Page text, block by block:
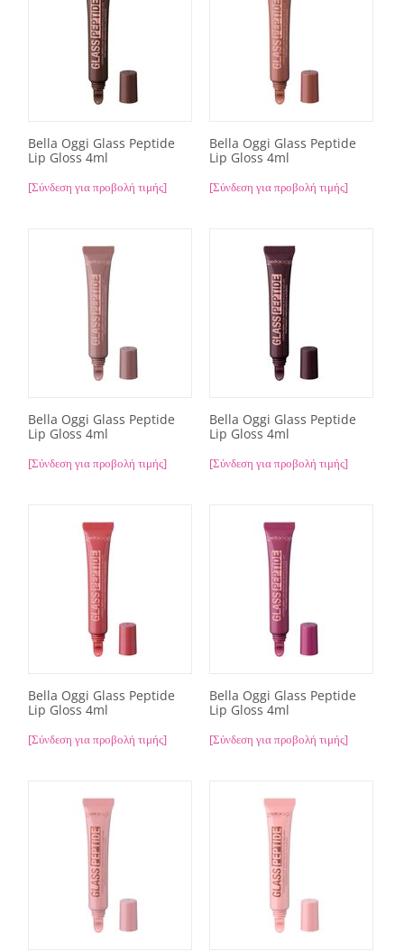
Bella Oggi Glass Peptide
Lip Gloss 4ml
[Σύνδεση για προβολή τιμής]
Bella Oggi Glass Peptide
Lip Gloss 4ml
[Σύνδεση για προβολή τιμής]
Bella Oggi Glass Peptide
Lip Gloss 4ml
[Σύνδεση για προβολή τιμής]
Bella Oggi Glass Peptide
Lip Gloss 4ml
[Σύνδεση για προβολή τιμής]
Bella Oggi Glass Peptide
Lip Gloss 4ml
[Σύνδεση για προβολή τιμής]
Bella Oggi Glass Peptide
Lip Gloss 4ml
[Σύνδεση για προβολή τιμής]